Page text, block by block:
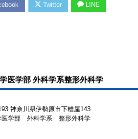
Twitter LINE
医学部 外科学系整形外科学
神奈川県伊勢原市下糟屋143
医学部 外科学系 整形外科学